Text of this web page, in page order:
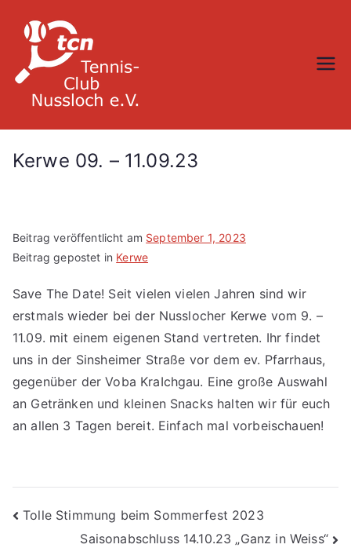
Inhalt
springen
Kerwe 09. – 11.09.23
Beitrag veröffentlicht am September 1, 2023
Beitrag gepostet in Kerwe
Save The Date! Seit vielen vielen Jahren sind wir
erstmals wieder bei der Nusslocher Kerwe vom 9. –
11.09. mit einem eigenen Stand vertreten. Ihr findet
uns in der Sinsheimer Straße vor dem ev. Pfarrhaus,
gegenüber der Voba KraIchgau. Eine große Auswahl
an Getränken und kleinen Snacks halten wir für euch
an allen 3 Tagen bereit. Einfach mal vorbeischauen!
Beitragsnavigation
Tolle Stimmung beim Sommerfest 2023
Saisonabschluss 14.10.23 „Ganz in Weiss“